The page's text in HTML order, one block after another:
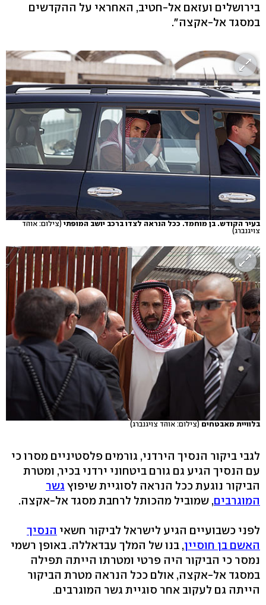
בירושלים ועזאם אל-חטיב, האחראי על ההקדשים
במסגד אל-אקצה".
בעיר הקודש. בן מוחמד. ככל הנראה לצדו ברכב יושב המופתי (צילום: אוהד
צויגנברג)
בלוויית מאבטחים (צילום: אוהד צויגנברג)
לגבי ביקור הנסיך הירדני, גורמים פלסטיניים מסרו כי
עם הנסיך הגיע גם גורם ביטחוני ירדני בכיר, ומטרת
הביקור נוגעת ככל הנראה לסוגיית שיפוץ גשר
המוגרבים, שמוביל מהכותל לרחבת מסגד אל-אקצה.
לפני כשבועיים הגיע לישראל לביקור חשאי הנסיך
האשם בן חוסיין, בנו של המלך עבדאללה. באופן רשמי
נמסר כי הביקור היה פרטי ומטרתו הייתה תפילה
במסגד אל-אקצה, אולם ככל הנראה מטרת הביקור
הייתה גם לעקוב אחר סוגיית גשר המוגרבים.